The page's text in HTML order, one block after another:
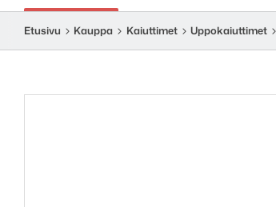
Etusivu Kauppa Kaiuttimet Uppokaiuttimet